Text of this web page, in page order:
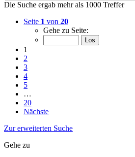
Die Suche ergab mehr als 1000 Treffer
Seite 1 von 20
Gehe zu Seite:
1
2
3
4
5
…
20
Nächste
Zur erweiterten Suche
Gehe zu